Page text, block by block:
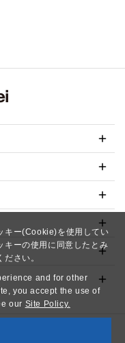
キー(Cookie)を使用してい
キーの使用に同意したとみ
ださい。
and for other
you accept the use of
our Site Policy.
Reserved.